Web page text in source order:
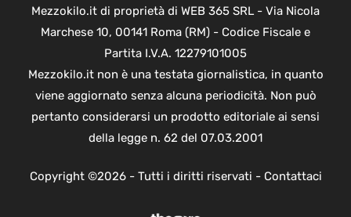
Mezzokilo.it di proprietà di WEB 365 SRL - Via Nicola
Marchese 10, 00141 Roma (RM) - Codice Fiscale e
Partita I.V.A. 12279101005
Mezzokilo.it non è una testata giornalistica, in quanto
viene aggiornato senza alcuna periodicità. Non può
pertanto considerarsi un prodotto editoriale ai sensi
della legge n. 62 del 07.03.2001
Copyright ©2026 - Tutti i diritti riservati - Contattaci